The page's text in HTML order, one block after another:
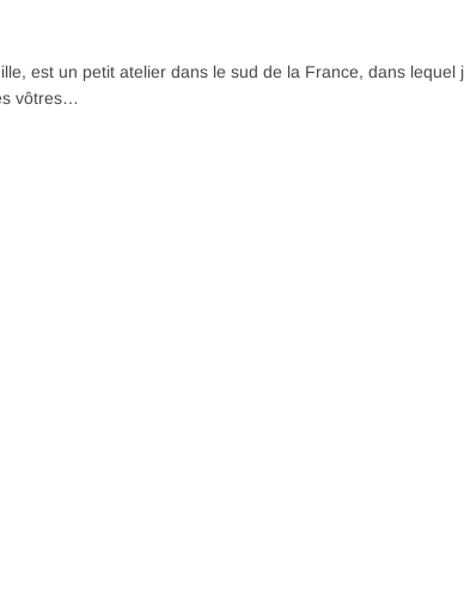
est un petit atelier dans le sud de la France, dans lequel
vôtres…